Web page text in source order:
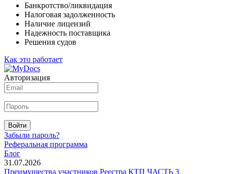
Банкротство/ликвидация
Налоговая задолженность
Наличие лицензий
Надежность поставщика
Решения судов
Как это работает
Авторизация
Войти
Забыли пароль?
Реферальная программа
Блог
31.07.2026
Преимущества участников Реестра КТП ЧАСТЬ 3